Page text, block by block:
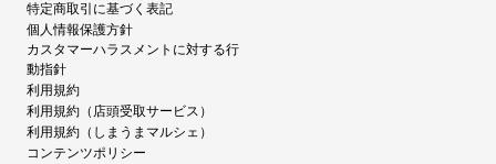
特定商取引に基づく表記
個人情報保護方針
カスタマーハラスメントに対する行
動指針
利用規約
利用規約（店頭受取サービス）
利用規約（しまうまマルシェ）
コンテンツポリシー